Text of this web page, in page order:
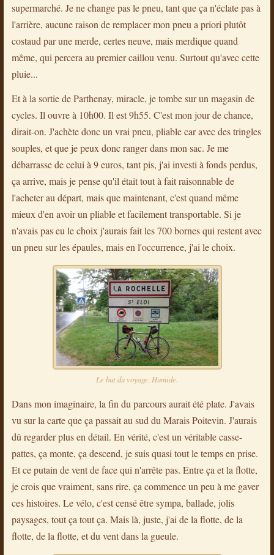
supermarché. Je ne change pas le pneu, tant que ça n'éclate pas à
l'arrière, aucune raison de remplacer mon pneu a priori plutôt
costaud par une merde, certes neuve, mais merdique quand
même, qui percera au premier caillou venu. Surtout qu'avec cette
pluie...
Et à la sortie de Parthenay, miracle, je tombe sur un magasin de
cycles. Il ouvre à 10h00. Il est 9h55. C'est mon jour de chance,
dirait-on. J'achète donc un vrai pneu, pliable car avec des tringles
souples, et que je peux donc ranger dans mon sac. Je me
débarrasse de celui à 9 euros, tant pis, j'ai investi à fonds perdus,
ça arrive, mais je pense qu'il était tout à fait raisonnable de
l'acheter au départ, mais que maintenant, c'est quand même
mieux d'en avoir un pliable et facilement transportable. Si je
n'avais pas eu le choix j'aurais fait les 700 bornes qui restent avec
un pneu sur les épaules, mais en l'occurrence, j'ai le choix.
Le but du voyage. Humide.
Dans mon imaginaire, la fin du parcours aurait été plate. J'avais
vu sur la carte que ça passait au sud du Marais Poitevin. J'aurais
dû regarder plus en détail. En vérité, c'est un véritable casse-
pattes, ça monte, ça descend, je suis quasi tout le temps en prise.
Et ce putain de vent de face qui n'arrête pas. Entre ça et la flotte,
je crois que vraiment, sans rire, ça commence un peu à me gaver
ces histoires. Le vélo, c'est censé être sympa, ballade, jolis
paysages, tout ça tout ça. Mais là, juste, j'ai de la flotte, de la
flotte, de la flotte, et du vent dans la gueule.